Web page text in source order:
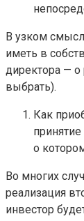
В узком
иметь в
директора —
выбрать).
Как
о
Во многих
реализация
инвестор